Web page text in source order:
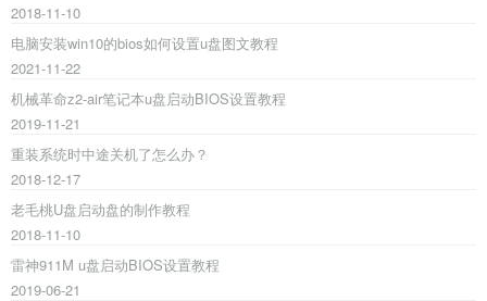
2018-11-10
电脑安装win10的bios如何设置u盘图文教程
2021-11-22
机械革命z2-air笔记本u盘启动BIOS设置教程
2019-11-21
重装系统时中途关机了怎么办？
2018-12-17
老毛桃U盘启动盘的制作教程
2018-11-10
雷神911M u盘启动BIOS设置教程
2019-06-21